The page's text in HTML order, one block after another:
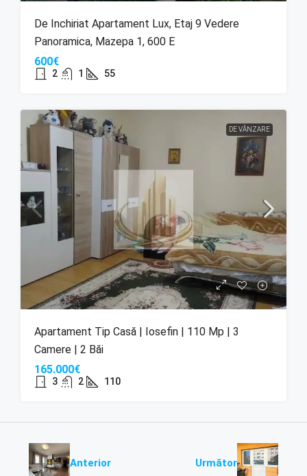
De Inchiriat Apartament Lux, Etaj 9 Vedere
Panoramica, Mazepa 1, 600 E
600€
2 1 55
DE VÂNZARE
Apartament Tip Casă | Iosefin | 110 Mp | 3
Camere | 2 Băi
165.000€
3 2 110
Anterior Următor